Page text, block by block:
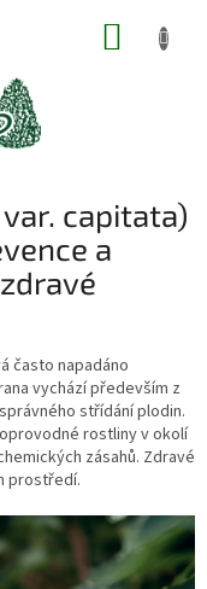
capitata)
a
často napadáno
vychází především z
střídání plodin.
rostliny v okolí
zásahů. Zdravé
prostředí.